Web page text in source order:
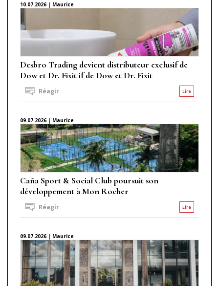
10.07.2026 | Maurice
Desbro Trading devient distributeur exclusif de
Dow et Dr. Fixit if de Dow et Dr. Fixit
Lire
Réagir
09.07.2026 | Maurice
Caña Sport & Social Club poursuit son
développement à Mon Rocher
Lire
Réagir
09.07.2026 | Maurice